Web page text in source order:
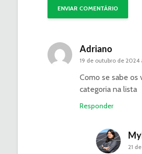
Adriano
19 de outubro de 2024
Como se sabe os
categoria na lista
Responder
21